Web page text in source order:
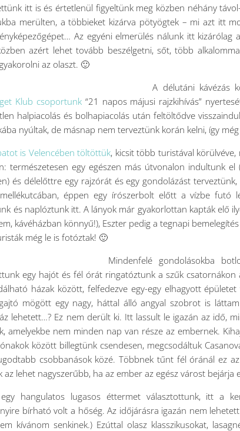
itt is és értetlenül figyeltünk meg közben néhány
merülten, a többieket kizárva pötyögtek – mi azt itt
Az egyéni elmerülés nálunk itt
azért lehet tovább beszélgetni, sőt, több
az olaszt. 🙂
A délutáni kávézás
Klub csoportunk“21 napos májusi rajzkihívás”
halpiacolás és bolhapiacolás után feltöltődve
nyúltak, de másnap nem terveztünk korán kelni, így
is Velencében töltöttük, kicsit több turistával körülvéve,
természetesen egy egészen más útvonalon indultunk
és délelőttre egy rajzórát és egy gondolázást
éppen egy írószerbolt előtt a vízbe
és naplóztunk itt. A lányok már gyakorlottan kapták elő
kávéházban könnyű!), Eszter pedig a tegnapi
még le is fotóztak! 🙂
Mindenfelé gondolásokba
egy hajót és fél órát ringatóztunk a szűk
házak között, felfedezve egy-egy elhagyott
mögött egy nagy, háttal álló angyal szobrot is
lehetett…? Ez nem derült ki. Itt lassult le igazán az idő,
amelyekbe nem minden nap van része az embernek.
között billegtünk csendesen, megcsodáltuk
csobbanások közé. Többnek tűnt fél óránál ez
az lehet nagyszerűbb, ha az ember az egész várost bejárja
hangulatos lugasos éttermet választottunk, itt a
bírható volt a hőség. Az időjárásra igazán nem
kívánom senkinek.) Ezúttal olasz klasszikusokat,